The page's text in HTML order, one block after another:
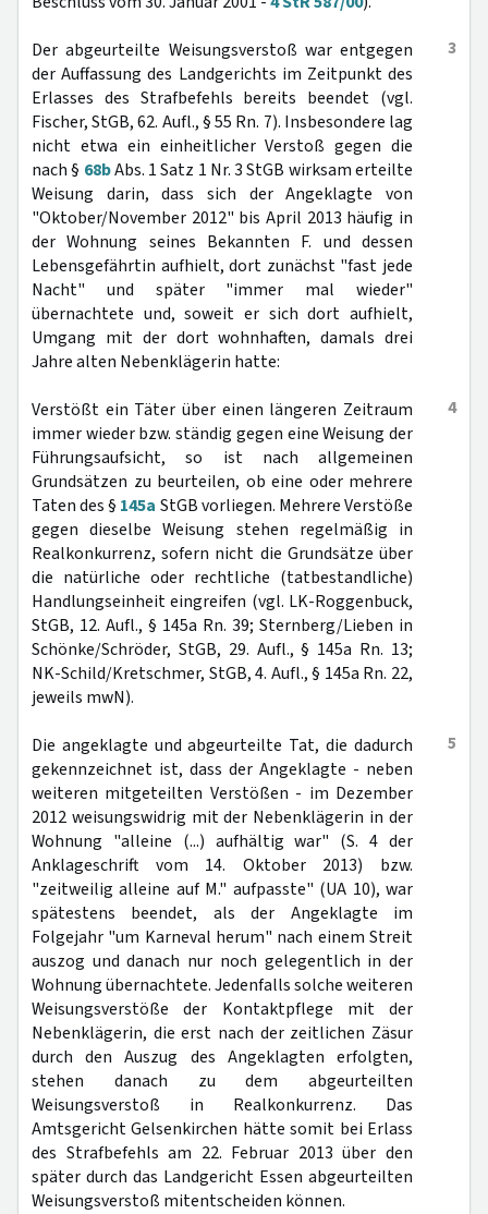
3
Der abgeurteilte Weisungsverstoß war entgegen
der Auffassung des Landgerichts im Zeitpunkt des
Erlasses des Strafbefehls bereits beendet (vgl.
Fischer, StGB, 62. Aufl., § 55 Rn. 7). Insbesondere lag
nicht etwa ein einheitlicher Verstoß gegen die
nach § 68bAbs. 1 Satz 1 Nr. 3 StGB wirksam erteilte
Weisung darin, dass sich der Angeklagte von
"Oktober/November 2012" bis April 2013 häufig in
der Wohnung seines Bekannten F. und dessen
Lebensgefährtin aufhielt, dort zunächst "fast jede
Nacht" und später "immer mal wieder"
übernachtete und, soweit er sich dort aufhielt,
Umgang mit der dort wohnhaften, damals drei
Jahre alten Nebenklägerin hatte:
4
Verstößt ein Täter über einen längeren Zeitraum
immer wieder bzw. ständig gegen eine Weisung der
Führungsaufsicht, so ist nach allgemeinen
Grundsätzen zu beurteilen, ob eine oder mehrere
Taten des § 145a StGB vorliegen. Mehrere Verstöße
gegen dieselbe Weisung stehen regelmäßig in
Realkonkurrenz, sofern nicht die Grundsätze über
die natürliche oder rechtliche (tatbestandliche)
Handlungseinheit eingreifen (vgl. LK-Roggenbuck,
StGB, 12. Aufl., § 145a Rn. 39; Sternberg/Lieben in
Schönke/Schröder, StGB, 29. Aufl., § 145a Rn. 13;
NK-Schild/Kretschmer, StGB, 4. Aufl., § 145a Rn. 22,
jeweils mwN).
5
Die angeklagte und abgeurteilte Tat, die dadurch
gekennzeichnet ist, dass der Angeklagte - neben
weiteren mitgeteilten Verstößen - im Dezember
2012 weisungswidrig mit der Nebenklägerin in der
Wohnung "alleine (...) aufhältig war" (S. 4 der
Anklageschrift vom 14. Oktober 2013) bzw.
"zeitweilig alleine auf M." aufpasste" (UA 10), war
spätestens beendet, als der Angeklagte im
Folgejahr "um Karneval herum" nach einem Streit
auszog und danach nur noch gelegentlich in der
Wohnung übernachtete. Jedenfalls solche weiteren
Weisungsverstöße der Kontaktpflege mit der
Nebenklägerin, die erst nach der zeitlichen Zäsur
durch den Auszug des Angeklagten erfolgten,
stehen danach zu dem abgeurteilten
Weisungsverstoß in Realkonkurrenz. Das
Amtsgericht Gelsenkirchen hätte somit bei Erlass
des Strafbefehls am 22. Februar 2013 über den
später durch das Landgericht Essen abgeurteilten
Weisungsverstoß mitentscheiden können.